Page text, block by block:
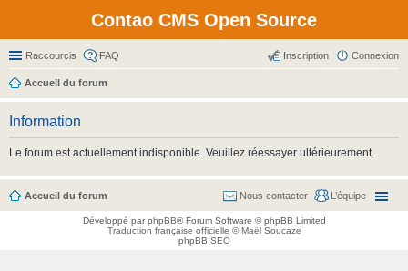
Contao CMS Open Source
Raccourcis FAQ Connexion
Inscription
Accueil du forum
Information
Le forum est actuellement indisponible. Veuillez réessayer ultérieurement.
Accueil du forum L’équipe
Nous contacter
Développé parphpBB® Forum Software © phpBB Limited
Traduction française officielle ©Maël Soucaze
phpBB SEO